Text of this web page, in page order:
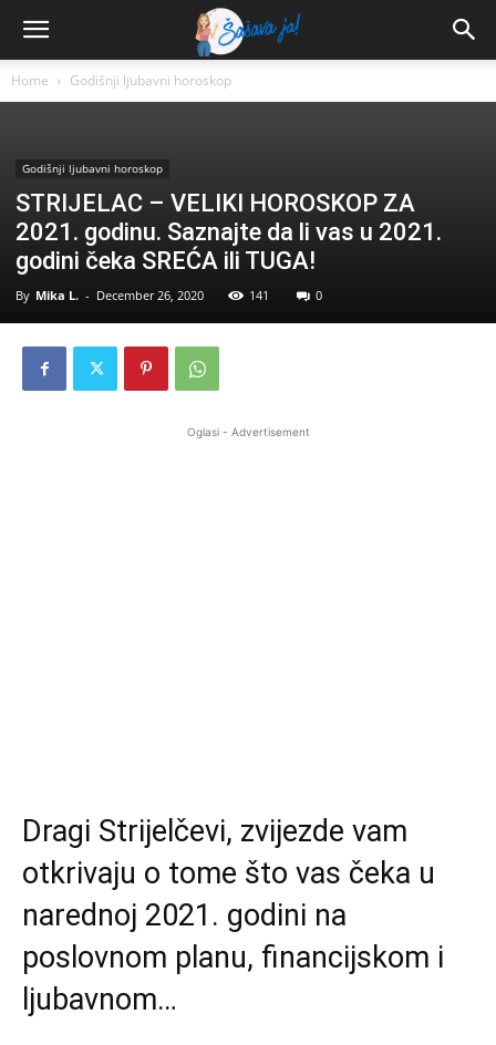
Home Godišnji ljubavni horoskop
Godišnji ljubavni horoskop
STRIJELAC – VELIKI HOROSKOP ZA
2021. godinu. Saznajte da li vas u 2021.
godini čeka SREĆA ili TUGA!
By Mika L. - December 26, 2020 141 0
Oglasi - Advertisement
Dragi Strijelčevi, zvijezde vam
otkrivaju o tome što vas čeka u
narednoj 2021. godini na
poslovnom planu, financijskom i
ljubavnom…